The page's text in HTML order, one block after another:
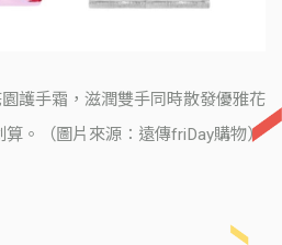
園護手霜，滋潤雙手同時散發優雅花
。（圖片來源：遠傳friDay購物）